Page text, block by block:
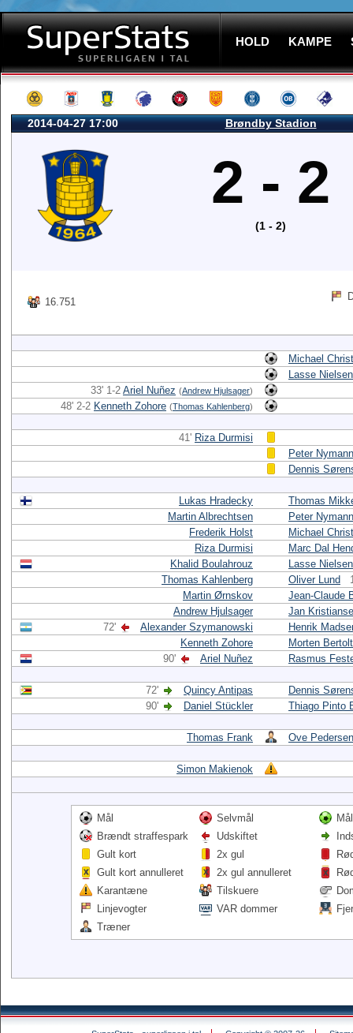
HOLD KAMPE
2014-04-27 17:00 Brøndby Stadion
2 - 2
(1 - 2)
16.751
Michael
Lasse Nielsen
33' 1-2 Ariel Nuñez (Andrew Hjulsager)
48' 2-2 Kenneth Zohore (Thomas Kahlenberg)
41' Riza Durmisi
Peter Nymann
Dennis
Lukas Hradecky
Thomas
Martin Albrechtsen
Peter Nymann
Frederik Holst
Michael
Riza Durmisi
Marc Dal
Khalid Boulahrouz
Lasse Nielsen
Thomas Kahlenberg
Oliver Lund
Martin Ørnskov
Jean-Claude
Andrew Hjulsager
Jan
72'
Alexander Szymanowski
Henrik
Kenneth Zohore
Morten Bertolt
90'
Ariel Nuñez Rasmus
72' Quincy Antipas
Dennis
90'
Daniel Stückler Thiago Pinto
Thomas Frank Ove Pedersen
Simon Makienok
Mål Selvmål
Brændt straffespark
Udskiftet
Gult kort
2x gul
Gult kort annulleret
2x gul annulleret
Karantæne
Tilskuere
Linjevogter
VAR dommer
Træner